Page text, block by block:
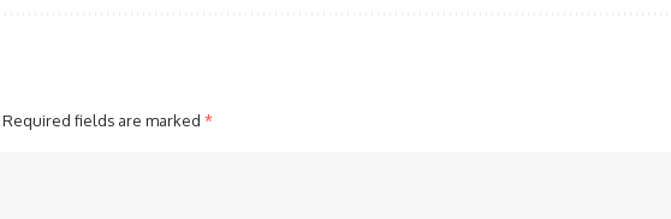
Required fields are marked *